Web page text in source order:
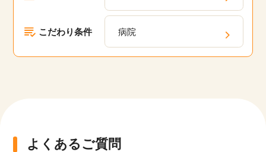
こだわり条件 病院
よくあるご質問